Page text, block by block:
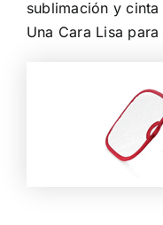
sublimación y
Una Cara Lisa